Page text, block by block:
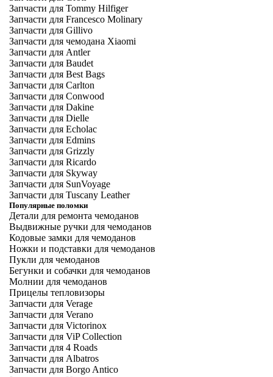
Запчасти для Tommy Hilfiger
Запчасти для Francesco Molinary
Запчасти для Gillivo
Запчасти для чемодана Xiaomi
Запчасти для Antler
Запчасти для Baudet
Запчасти для Best Bags
Запчасти для Carlton
Запчасти для Conwood
Запчасти для Dakine
Запчасти для Dielle
Запчасти для Echolac
Запчасти для Edmins
Запчасти для Grizzly
Запчасти для Ricardo
Запчасти для Skyway
Запчасти для SunVoyage
Запчасти для Tuscany Leather
Популярные поломки
Детали для ремонта чемоданов
Выдвижные ручки для чемоданов
Кодовые замки для чемоданов
Ножки и подставки для чемоданов
Пукли для чемоданов
Бегунки и собачки для чемоданов
Молнии для чемоданов
Прицелы тепловизоры
Запчасти для Verage
Запчасти для Verano
Запчасти для Victorinox
Запчасти для ViP Collection
Запчасти для 4 Roads
Запчасти для Albatros
Запчасти для Borgo Antico